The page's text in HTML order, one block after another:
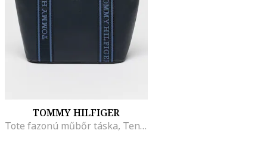
TOMMY HILFIGER
Tote fazonú műbőr táska, Tengerészkék